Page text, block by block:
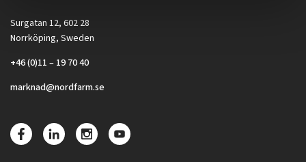
Surgatan 12, 602 28
Norrköping, Sweden
+46 (0)11 – 19 70 40
marknad@nordfarm.se